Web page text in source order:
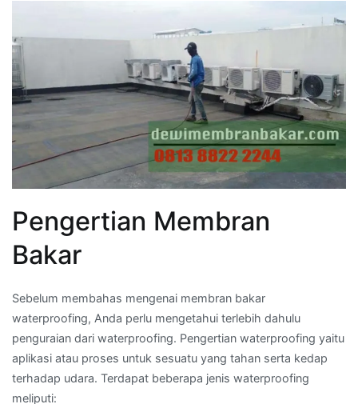
Pengertian Membran
Bakar
Sebelum membahas mengenai membran bakar
waterproofing, Anda perlu mengetahui terlebih dahulu
penguraian dari waterproofing. Pengertian waterproofing yaitu
aplikasi atau proses untuk sesuatu yang tahan serta kedap
terhadap udara. Terdapat beberapa jenis waterproofing
meliputi: